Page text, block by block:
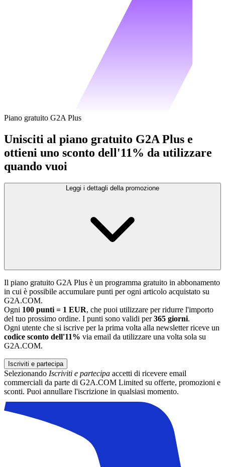
Piano gratuito G2A Plus
Unisciti al piano gratuito G2A Plus e
ottieni uno sconto dell'11% da utilizzare
quando vuoi
Leggi i dettagli della promozione
Il piano gratuito G2A Plus è un programma gratuito in abbonamento
in cui è possibile accumulare punti per ogni articolo acquistato su
G2A.COM.
Ogni 100 punti = 1 EUR, che puoi utilizzare per ridurre l'importo
del tuo prossimo ordine. I punti sono validi per365 giorni.
Ogni utente che si iscrive per la prima volta alla newsletter riceve un
codice sconto dell'11% via email da utilizzare una volta sola su
G2A.COM.
Iscriviti e partecipa
Selezionando Iscriviti e partecipa accetti di ricevere email
commerciali da parte di G2A.COM Limited su offerte, promozioni e
sconti. Puoi annullare l'iscrizione in qualsiasi momento.